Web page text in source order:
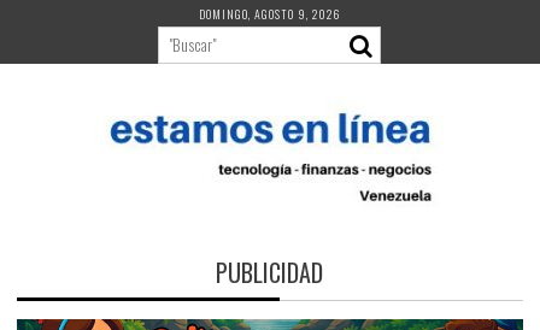
contenido
DOMINGO, AGOSTO 9, 2026
PUBLICIDAD